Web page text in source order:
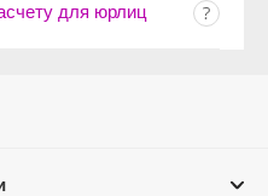
для юрлиц